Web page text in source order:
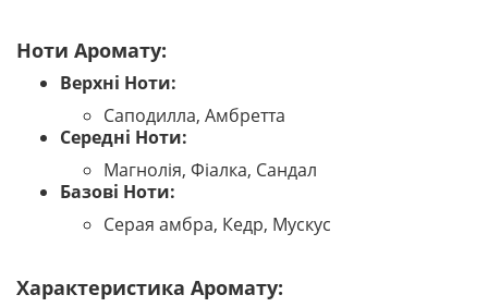
Ноти Аромату:
Верхні Ноти:
Саподилла, Амбретта
Середні Ноти:
Магнолія, Фіалка, Сандал
Базові Ноти:
Серая амбра, Кедр, Мускус
Характеристика Аромату: